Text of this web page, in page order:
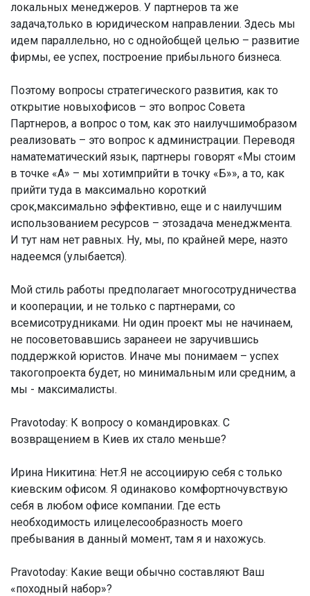
локальных менеджеров. У партнеров та же
задача,только в юридическом направлении. Здесь мы
идем параллельно, но с однойобщей целью – развитие
фирмы, ее успех, построение прибыльного бизнеса.
Поэтому вопросы стратегического развития, как то
открытие новыхофисов – это вопрос Совета
Партнеров, а вопрос о том, как это наилучшимобразом
реализовать – это вопрос к администрации. Переводя
наматематический язык, партнеры говорят «Мы стоим
в точке «А» – мы хотимприйти в точку «Б»», а то, как
прийти туда в максимально короткий
срок,максимально эффективно, еще и с наилучшим
использованием ресурсов – этозадача менеджмента.
И тут нам нет равных. Ну, мы, по крайней мере, наэто
надеемся (улыбается).
Мой стиль работы предполагает многосотрудничества
и кооперации, и не только с партнерами, со
всемисотрудниками. Ни один проект мы не начинаем,
не посоветовавшись заранееи не заручившись
поддержкой юристов. Иначе мы понимаем – успех
такогопроекта будет, но минимальным или средним, а
мы - максималисты.
Pravotoday: К вопросу о командировках. С
возвращением в Киев их стало меньше?
Ирина Никитина: Нет.Я не ассоциирую себя с только
киевским офисом. Я одинаково комфортночувствую
себя в любом офисе компании. Где есть
необходимость илицелесообразность моего
пребывания в данный момент, там я и нахожусь.
Pravotoday: Какие вещи обычно составляют Ваш
«походный набор»?